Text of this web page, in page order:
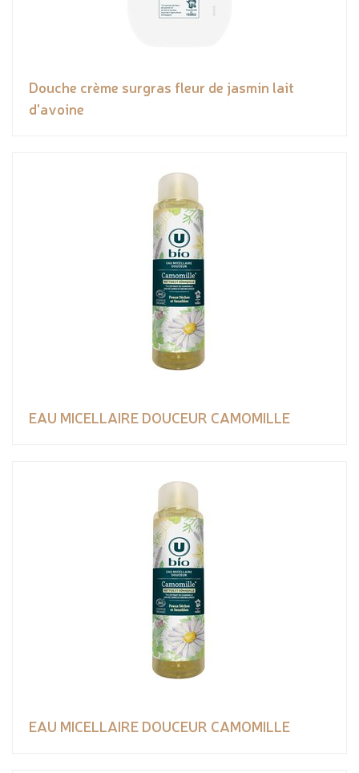
Douche crème surgras fleur de jasmin lait
d'avoine
EAU MICELLAIRE DOUCEUR CAMOMILLE
EAU MICELLAIRE DOUCEUR CAMOMILLE